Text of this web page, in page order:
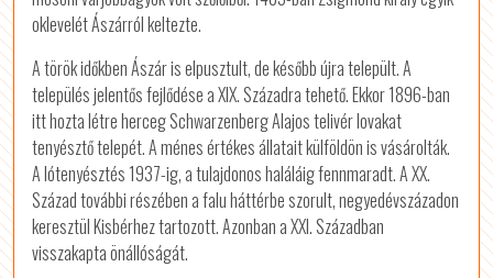
oklevelét Ászárról keltezte.
A török időkben Ászár is elpusztult, de később újra települt. A
település jelentős fejlődése a XIX. Századra tehető. Ekkor 1896-ban
itt hozta létre herceg Schwarzenberg Alajos telivér lovakat
tenyésztő telepét. A ménes értékes állatait külföldön is vásárolták.
A lótenyésztés 1937-ig, a tulajdonos haláláig fennmaradt. A XX.
Század további részében a falu háttérbe szorult, negyedévszázadon
keresztül Kisbérhez tartozott. Azonban a XXI. Században
visszakapta önállóságát.